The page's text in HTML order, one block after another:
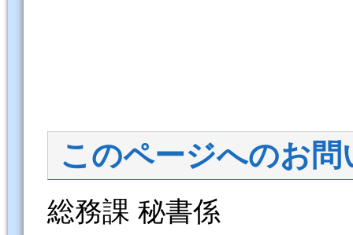
このページへのお問
総務課 秘書係